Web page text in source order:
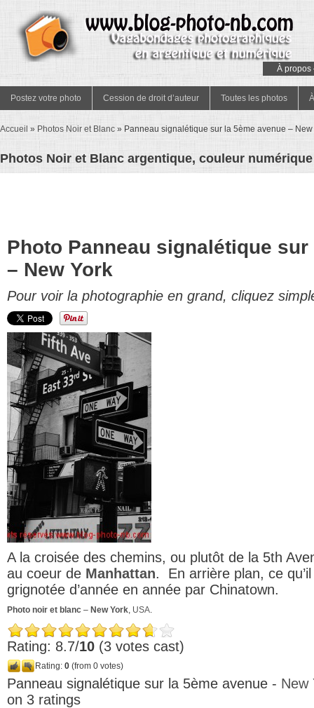
À propos
Postez votre photo Cession de droit d’auteur Toutes les photos
Accueil » Photos Noir et Blanc » Panneau signalétique sur la 5ème avenue – New
Photos Noir et Blanc argentique, couleur
Photo Panneau signalétique sur
– New York
Pour voir la photographie en grand, cliquez
A la croisée des chemins, ou plutôt de la 5th
au coeur de Manhattan. En arrière plan, ce
grignotée d’année en année par Chinatown.
Photo noir et blanc – New York, USA.
Rating: 8.7/10 (3 votes cast)
Rating: 0 (from 0 votes)
Panneau signalétique sur la 5ème avenue - New
on 3 ratings